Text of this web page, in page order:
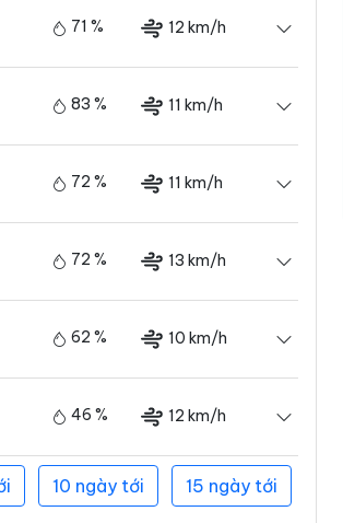
71 % 12 km/h
83 % 11 km/h
72 % 11 km/h
72 % 13 km/h
62 % 10 km/h
46 % 12 km/h
10 ngày tới 15 ngày tới